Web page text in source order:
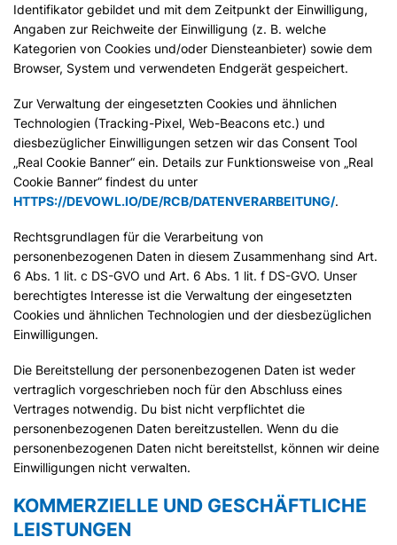
Identifikator gebildet und mit dem Zeitpunkt der Einwilligung,
Angaben zur Reichweite der Einwilligung (z. B. welche
Kategorien von Cookies und/oder Diensteanbieter) sowie dem
Browser, System und verwendeten Endgerät gespeichert.
Zur Verwaltung der eingesetzten Cookies und ähnlichen
Technologien (Tracking-Pixel, Web-Beacons etc.) und
diesbezüglicher Einwilligungen setzen wir das Consent Tool
„Real Cookie Banner“ ein. Details zur Funktionsweise von „Real
Cookie Banner“ findest du unter
HTTPS://DEVOWL.IO/DE/RCB/DATENVERARBEITUNG/.
Rechtsgrundlagen für die Verarbeitung von
personenbezogenen Daten in diesem Zusammenhang sind Art.
6 Abs. 1 lit. c DS-GVO und Art. 6 Abs. 1 lit. f DS-GVO. Unser
berechtigtes Interesse ist die Verwaltung der eingesetzten
Cookies und ähnlichen Technologien und der diesbezüglichen
Einwilligungen.
Die Bereitstellung der personenbezogenen Daten ist weder
vertraglich vorgeschrieben noch für den Abschluss eines
Vertrages notwendig. Du bist nicht verpflichtet die
personenbezogenen Daten bereitzustellen. Wenn du die
personenbezogenen Daten nicht bereitstellst, können wir deine
Einwilligungen nicht verwalten.
KOMMERZIELLE UND GESCHÄFTLICHE
LEISTUNGEN